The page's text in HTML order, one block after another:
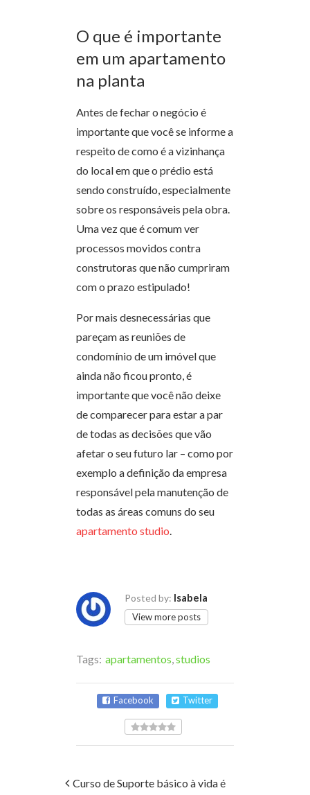
O que é importante
em um apartamento
na planta
Antes de fechar o negócio é
importante que você se informe a
respeito de como é a vizinhança
do local em que o prédio está
sendo construído, especialmente
sobre os responsáveis pela obra.
Uma vez que é comum ver
processos movidos contra
construtoras que não cumpriram
com o prazo estipulado!
Por mais desnecessárias que
pareçam as reuniões de
condomínio de um imóvel que
ainda não ficou pronto, é
importante que você não deixe
de comparecer para estar a par
de todas as decisões que vão
afetar o seu futuro lar – como por
exemplo a definição da empresa
responsável pela manutenção de
todas as áreas comuns do seu
apartamento studio.
Posted by: Isabela
View more posts
Tags: apartamentos,studios
Facebook Twitter
Curso de Suporte básico à vida é